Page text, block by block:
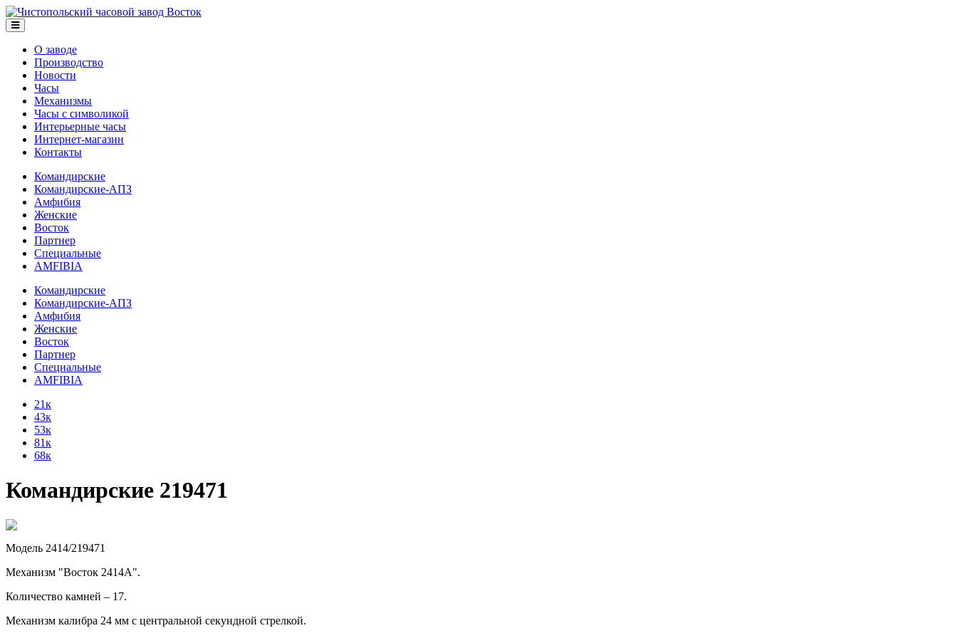
О заводе
Производство
Новости
Часы
Механизмы
Часы с символикой
Интерьерные часы
Интернет-магазин
Контакты
Командирские
Командирские-АПЗ
Амфибия
Женские
Восток
Партнер
Специальные
AMFIBIA
Командирские
Командирские-АПЗ
Амфибия
Женские
Восток
Партнер
Специальные
AMFIBIA
21к
43к
53к
81к
68к
Командирские 219471
Модель 2414/219471
Механизм "Восток 2414А".
Количество камней – 17.
Механизм калибра 24 мм с центральной секундной стрелкой.